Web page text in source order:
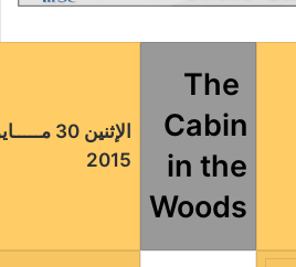
The
Cabin
in the
Woods
الإثنين 30
2015